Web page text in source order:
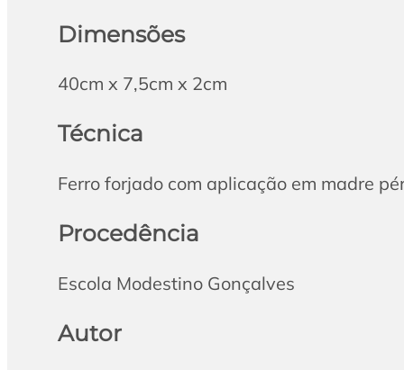
Dimensões
40cm x 7,5cm x 2cm
Técnica
Ferro forjado com aplicação em madre
Procedência
Escola Modestino Gonçalves
Autor